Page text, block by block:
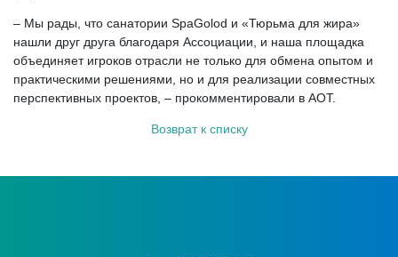
– Мы рады, что санатории SpaGolod и «Тюрьма для жира»
нашли друг друга благодаря Ассоциации, и наша площадка
объединяет игроков отрасли не только для обмена опытом и
практическими решениями, но и для реализации совместных
перспективных проектов, – прокомментировали в АОТ.
Возврат к списку